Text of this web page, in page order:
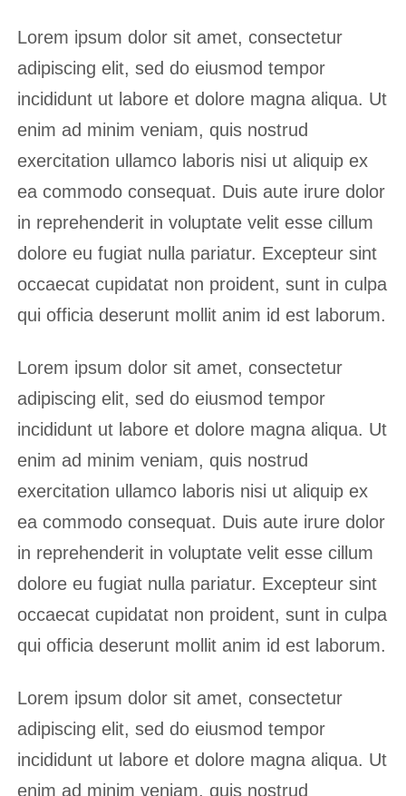
Lorem ipsum dolor sit amet, consectetur
adipiscing elit, sed do eiusmod tempor
incididunt ut labore et dolore magna aliqua. Ut
enim ad minim veniam, quis nostrud
exercitation ullamco laboris nisi ut aliquip ex
ea commodo consequat. Duis aute irure dolor
in reprehenderit in voluptate velit esse cillum
dolore eu fugiat nulla pariatur. Excepteur sint
occaecat cupidatat non proident, sunt in culpa
qui officia deserunt mollit anim id est laborum.
Lorem ipsum dolor sit amet, consectetur
adipiscing elit, sed do eiusmod tempor
incididunt ut labore et dolore magna aliqua. Ut
enim ad minim veniam, quis nostrud
exercitation ullamco laboris nisi ut aliquip ex
ea commodo consequat. Duis aute irure dolor
in reprehenderit in voluptate velit esse cillum
dolore eu fugiat nulla pariatur. Excepteur sint
occaecat cupidatat non proident, sunt in culpa
qui officia deserunt mollit anim id est laborum.
Lorem ipsum dolor sit amet, consectetur
adipiscing elit, sed do eiusmod tempor
incididunt ut labore et dolore magna aliqua. Ut
enim ad minim veniam, quis nostrud